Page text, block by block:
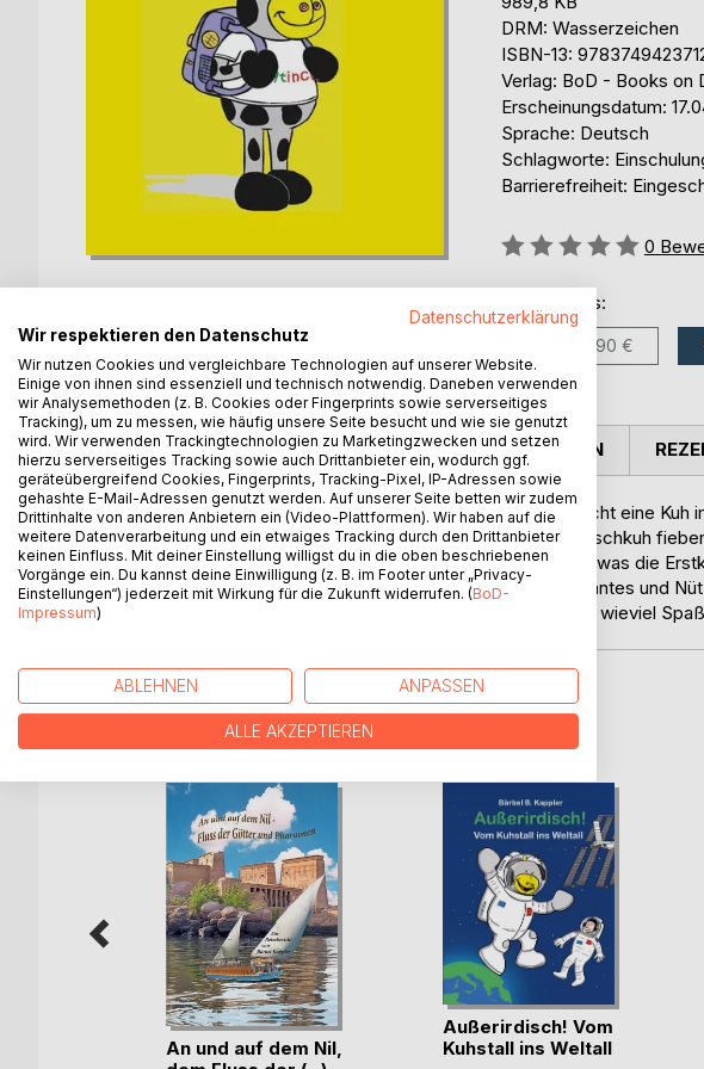
DRM: Wasserzeichen
ISBN-13:
Verlag: BoD - Books on
Erscheinungsdatum:
Sprache: Deutsch
Schlagworte:
Barrierefreiheit:
Bewertung::
0
erhältlich als:
5,90 €
BESCHREIBUNG
Dies ist nach "Was sucht eine Kuh in Paris?" und "Was sucht eine
über Oytinchen. Die liebenswerte, warmherzige kleine Plüschkuh
Matheos Einschulung entgegen. Sie ist gespannt auf das, was die
dabei, wenn die Kinder auf lustige Weise Neues, Interessantes und
rechnen, aber z.B. auch, wie man sich gesund erhält - und wieviel
AUTOR/IN PRESSESTIMMEN
WEITERE TITEL BEIBoD
An und auf dem Nil,
Außerirdisch! Vom
Kuhstall ins Weltall
Datenschutzerklärung
Wir respektieren den Datenschutz
Wir nutzen Cookies und vergleichbare Technologien auf unserer Website.
Einige von ihnen sind essenziell und technisch notwendig. Daneben verwenden
wir Analysemethoden (z. B. Cookies oder Fingerprints sowie serverseitiges
Tracking), um zu messen, wie häufig unsere Seite besucht und wie sie genutzt
wird. Wir verwenden Trackingtechnologien zu Marketingzwecken und setzen
hierzu serverseitiges Tracking sowie auch Drittanbieter ein, wodurch ggf.
geräteübergreifend Cookies, Fingerprints, Tracking-Pixel, IP-Adressen sowie
gehashte E-Mail-Adressen genutzt werden. Auf unserer Seite betten wir zudem
Drittinhalte von anderen Anbietern ein (Video-Plattformen). Wir haben auf die
weitere Datenverarbeitung und ein etwaiges Tracking durch den Drittanbieter
keinen Einfluss. Mit deiner Einstellung willigst du in die oben beschriebenen
Vorgänge ein. Du kannst deine Einwilligung (z. B. im Footer unter „Privacy-
Einstellungen“) jederzeit mit Wirkung für die Zukunft widerrufen. (BoD-
Impressum)
ABLEHNEN ANPASSEN
ALLE AKZEPTIEREN